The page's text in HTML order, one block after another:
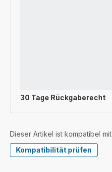
30 Tage Rückgaberecht
Dieser Artikel ist kompatibel mit
Kompatibilität prüfen